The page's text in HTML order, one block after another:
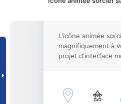
L'icône animée
magnifiquement à
projet d'interface